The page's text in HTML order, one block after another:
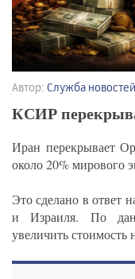
Автор: Служба
КСИР
Иран перекрывает
около 20% мирового
Это сделано в
и Израиля. По
увеличить стоимость